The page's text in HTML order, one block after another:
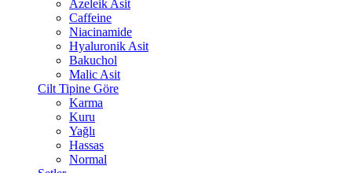
Azeleik Asit
Caffeine
Niacinamide
Hyaluronik Asit
Bakuchol
Malic Asit
Cilt Tipine Göre
Karma
Kuru
Yağlı
Hassas
Normal